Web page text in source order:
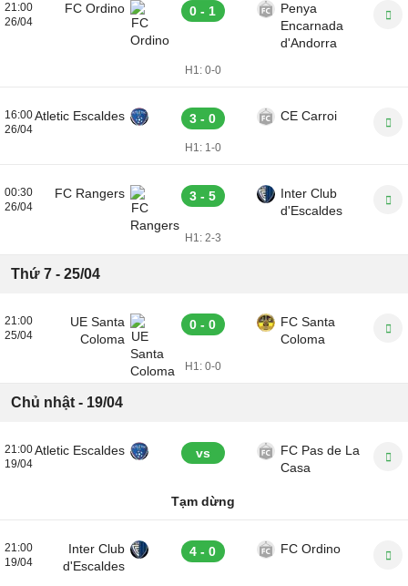
21:00
26/04
FC Ordino 0 - 1
Penya
Encarnada
d'Andorra
H1: 0-0
16:00
26/04
Atletic Escaldes 3 - 0 CE Carroi
H1: 1-0
00:30
26/04
FC Rangers 3 - 5
Inter Club
d'Escaldes
H1: 2-3
Thứ 7 - 25/04
21:00
25/04
UE Santa
Coloma
0 - 0
FC Santa
Coloma
H1: 0-0
Chủ nhật - 19/04
21:00
19/04
Atletic Escaldes vs
FC Pas de La
Casa
Tạm dừng
21:00
19/04
Inter Club
d'Escaldes
4 - 0 FC Ordino